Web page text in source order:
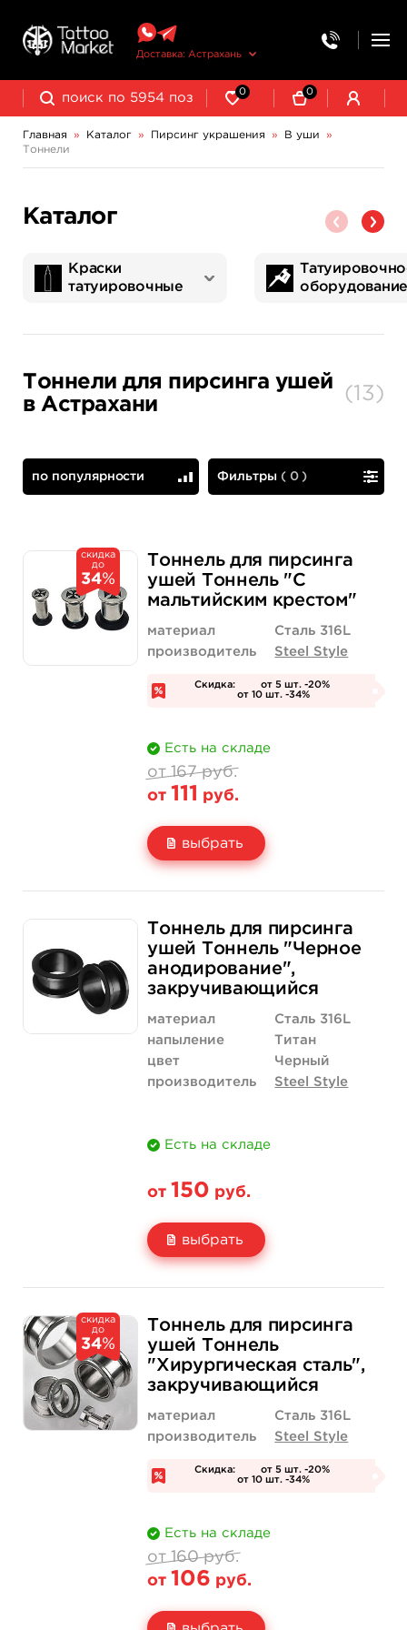
Доставка: Астрахань
0 0
Главная » Каталог » Пирсинг украшения » В уши
»
Тоннели
Фильтры (0 )
по популярности
Тоннели для пирсинга ушей
в Астрахани
(13)
скидка
до
34%
Тоннель для пирсинга
ушей Тоннель "С
мальтийским крестом"
материал
Сталь 316L
производитель
Steel Style
Скидка:
от 5 шт. -20%
от 10 шт. -34%
Есть на складе
от 167 руб.
от 111 руб.
выбрать
Количество
167 руб.
от 111 руб.
купить
167 руб.
от 111 руб.
Тоннель для пирсинга
ушей Тоннель "Черное
анодирование",
закручивающийся
материал
Сталь 316L
напыление
Титан
цвет
Черный
производитель
Steel Style
Есть на складе
от 150 руб.
выбрать
Цена
Количество купить
170 руб.
нет на складе
скидка
до
34%
Тоннель для пирсинга
ушей Тоннель
"Хирургическая сталь",
закручивающийся
материал
Сталь 316L
производитель
Steel Style
Скидка:
от 5 шт. -20%
от 10 шт. -34%
Есть на складе
от 160 руб.
от 106 руб.
Каталог
Краски
татуировочные